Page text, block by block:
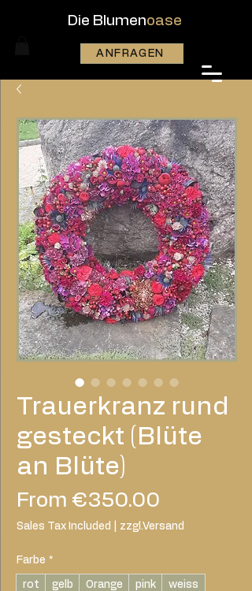
Die Blumenoase
ANFRAGEN
Trauerkranz rund
gesteckt (Blüte
an Blüte)
From €350.00
Price
Sales Tax Included zzgl.Versand
Farbe *
rot gelb Orange pink
weiss